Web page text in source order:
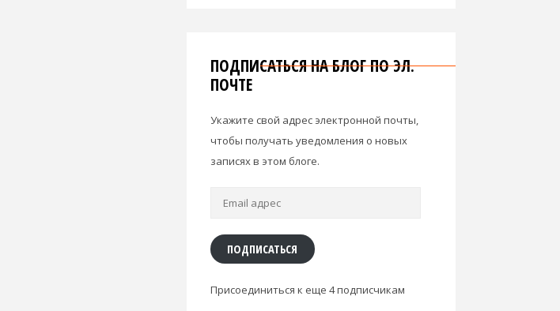
ПОДПИСАТЬСЯ НА БЛОГ ПО ЭЛ.
ПОЧТЕ
Укажите свой адрес электронной почты,
чтобы получать уведомления о новых
записях в этом блоге.
ПОДПИСАТЬСЯ
Присоединиться к еще 4 подписчикам